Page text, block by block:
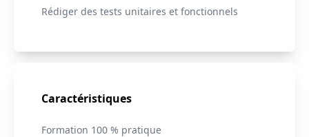
Rédiger des tests unitaires et fonctionnels
Caractéristiques
Formation 100 % pratique